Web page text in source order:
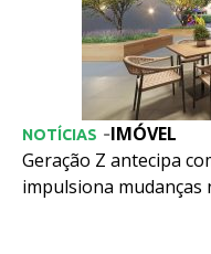
IMÓVEL
NOTÍCIAS -
Geração Z antecipa
impulsiona mudanças